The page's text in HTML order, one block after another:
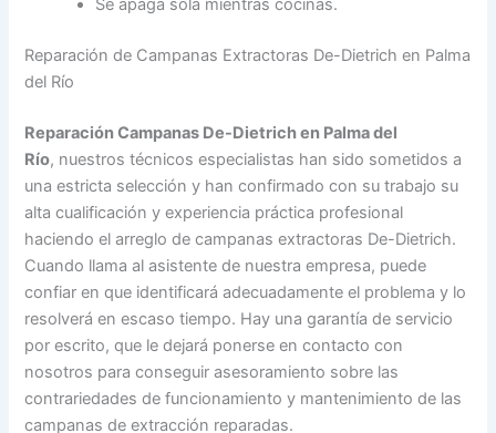
Se apaga sola mientras cocinas.
Reparación de Campanas Extractoras De-Dietrich en Palma
del Río
Reparación Campanas De-Dietrich en Palma del
Río, nuestros técnicos especialistas han sido sometidos a
una estricta selección y han confirmado con su trabajo su
alta cualificación y experiencia práctica profesional
haciendo el arreglo de campanas extractoras De-Dietrich.
Cuando llama al asistente de nuestra empresa, puede
confiar en que identificará adecuadamente el problema y lo
resolverá en escaso tiempo. Hay una garantía de servicio
por escrito, que le dejará ponerse en contacto con
nosotros para conseguir asesoramiento sobre las
contrariedades de funcionamiento y mantenimiento de las
campanas de extracción reparadas.